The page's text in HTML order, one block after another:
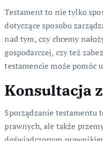
Testament to nie tylko
dotyczące sposobu
nad tym, czy chcemy
gospodarczej, czy też
testamencie może pomóc
Konsultacja
Sporządzanie testamentu
prawnych, ale także